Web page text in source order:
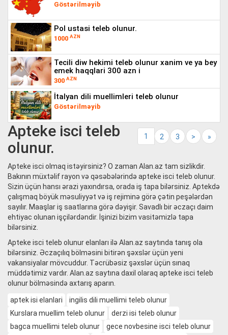
Göstərilməyib
pol ustasi teleb olunur.
1000 AZN
tecili diw hekimi teleb olunur xanim ve ya bey
emek haqqlari 300 azn i
300 AZN
i̇talyan dili muellimleri teleb olunur
Göstərilməyib
1 2 3 > »
Apteke isci teleb
olunur.
Apteke isci olmaq istəyirsiniz? O zaman Alan.az tam sizlikdir.
Bakının müxtəlif rayon və qəsəbələrində apteke isci teleb olunur.
Sizin üçün hansı ərazi yaxındırsa, orada iş tapa bilərsiniz. Aptekdə
çalışmaq böyük məsuliyyət və iş rejiminə görə çətin peşələrdən
sayılır. Maaşlar iş saatlarına görə dəyişir. Savadlı bir əczaçı daim
ehtiyac olunan işçilərdəndir. İşinizi bizim vasitəmizlə tapa
bilərsiniz.
Apteke isci teleb olunur elanları ilə Alan.az saytında tanış ola
bilərsiniz. Əczaçılıq bölməsini bitirən şəxslər üçün yeni
vakansiyalar mövcuddur. Təcrübəsiz şəxslər üçün sınaq
müddətimiz vardır. Alan.az saytına daxil olaraq apteke isci teleb
olunur bölməsində axtarış aparın.
aptek isi elanlari
ingilis dili muellimi teleb olunur
Kurslara muellim teleb olunur
derzi isi teleb olunur
bagca muellimi teleb olunur
gece novbesine isci teleb olunur